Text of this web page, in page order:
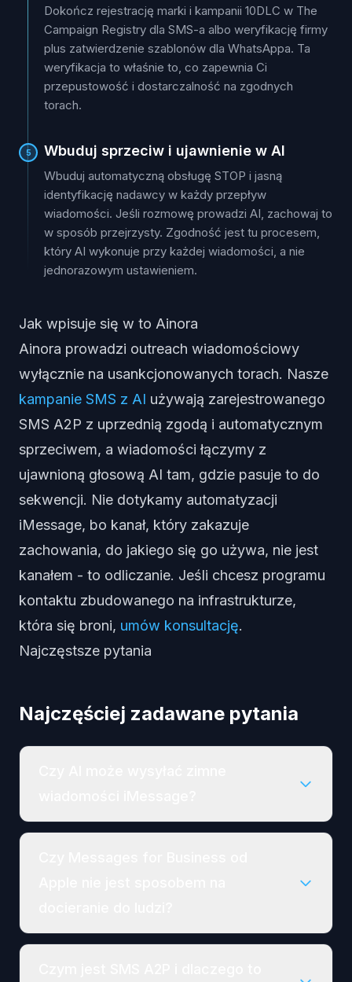
Dokończ rejestrację marki i kampanii 10DLC w The
Campaign Registry dla SMS-a albo weryfikację firmy
plus zatwierdzenie szablonów dla WhatsAppa. Ta
weryfikacja to właśnie to, co zapewnia Ci
przepustowość i dostarczalność na zgodnych
torach.
5 Wbuduj sprzeciw i ujawnienie w AI
Wbuduj automatyczną obsługę STOP i jasną
identyfikację nadawcy w każdy przepływ
wiadomości. Jeśli rozmowę prowadzi AI, zachowaj to
w sposób przejrzysty. Zgodność jest tu procesem,
który AI wykonuje przy każdej wiadomości, a nie
jednorazowym ustawieniem.
Jak wpisuje się w to Ainora
Ainora prowadzi outreach wiadomościowy
wyłącznie na usankcjonowanych torach. Nasze
kampanie SMS z AI używają zarejestrowanego
SMS A2P z uprzednią zgodą i automatycznym
sprzeciwem, a wiadomości łączymy z
ujawnioną głosową AI tam, gdzie pasuje to do
sekwencji. Nie dotykamy automatyzacji
iMessage, bo kanał, który zakazuje
zachowania, do jakiego się go używa, nie jest
kanałem - to odliczanie. Jeśli chcesz programu
kontaktu zbudowanego na infrastrukturze,
która się broni, umów konsultację.
Najczęstsze pytania
Najczęściej zadawane pytania